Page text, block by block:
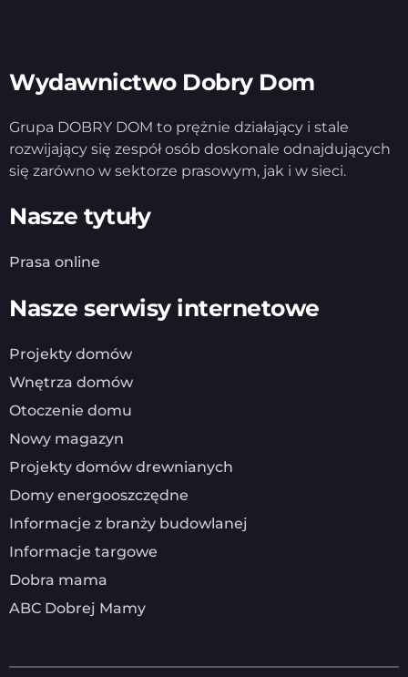
Wydawnictwo Dobry Dom
Grupa DOBRY DOM to prężnie działający i stale
rozwijający się zespół osób doskonale odnajdujących
się zarówno w sektorze prasowym, jak i w sieci.
Nasze tytuły
Prasa online
Nasze serwisy internetowe
Projekty domów
Wnętrza domów
Otoczenie domu
Nowy magazyn
Projekty domów drewnianych
Domy energooszczędne
Informacje z branży budowlanej
Informacje targowe
Dobra mama
ABC Dobrej Mamy